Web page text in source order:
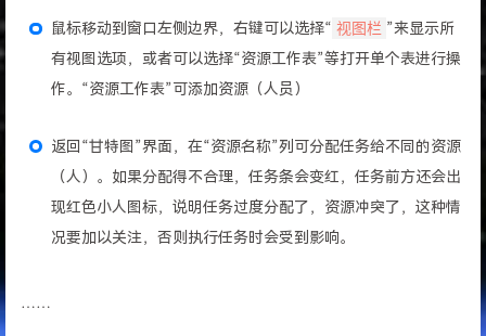
鼠标移动到窗口左侧边界，右键可以选择“ 视图栏 ”来显示所
有视图选项，或者可以选择“资源工作表”等打开单个表进行操
作。“资源工作表”可添加资源（人员）
返回“甘特图”界面，在“资源名称”列可分配任务给不同的资源
（人）。如果分配得不合理，任务条会变红，任务前方还会出
现红色小人图标，说明任务过度分配了，资源冲突了，这种情
况要加以关注，否则执行任务时会受到影响。
……